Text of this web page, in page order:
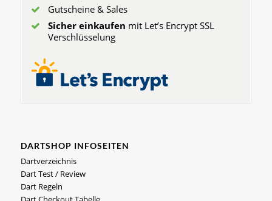
Gutscheine & Sales
Sicher einkaufen mit Let’s Encrypt SSL
Verschlüsselung
DARTSHOP INFOSEITEN
Dartverzeichnis
Dart Test / Review
Dart Regeln